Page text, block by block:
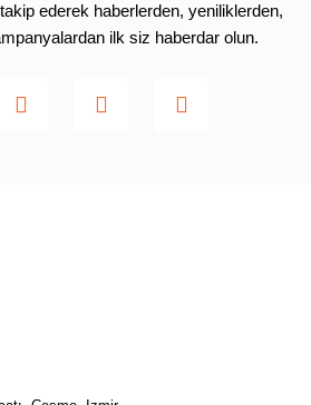
ederek haberlerden, yeniliklerden,
ilk siz haberdar olun.